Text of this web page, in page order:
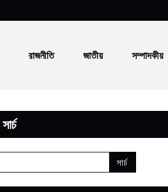
রাজনীতি জাতীয় সম্পাদকীয়
সার্চ